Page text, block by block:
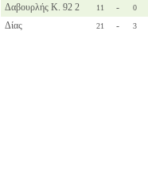
Δαβουρλής Κ. 92 2
11 - 0
Δίας
21 - 3